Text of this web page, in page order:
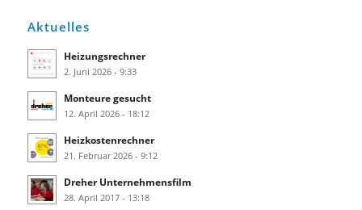
Aktuelles
Heizungsrechner
2. Juni 2026 - 9:33
Monteure gesucht
12. April 2026 - 18:12
Heizkostenrechner
21. Februar 2026 - 9:12
Dreher Unternehmensfilm
28. April 2017 - 13:18